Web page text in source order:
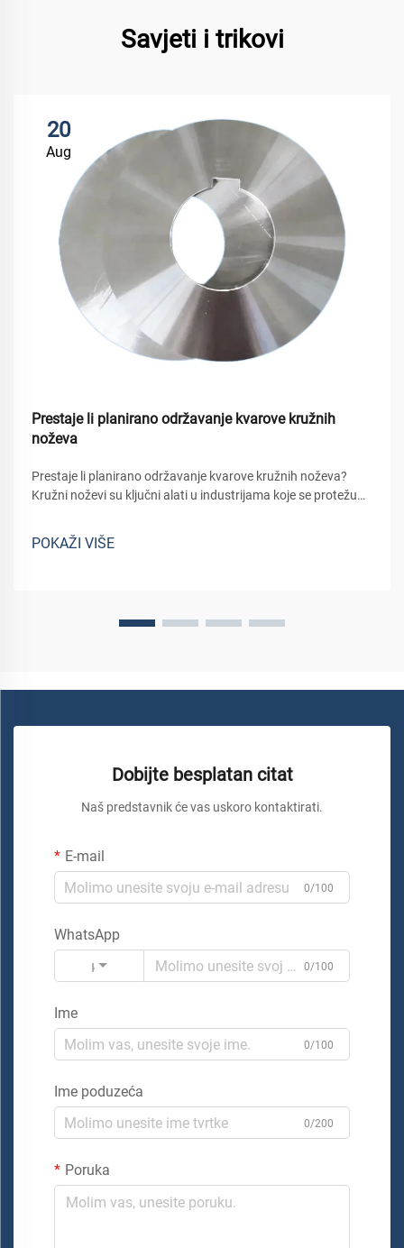
Savjeti i trikovi
20
Aug
Prestaje li planirano održavanje kvarove kružnih
noževa
Prestaje li planirano održavanje kvarove kružnih noževa?
Kružni noževi su ključni alati u industrijama koje se protežu
filma. Iznenadni kvar kružnog noža - bilo da se radi o
slomljenom rubu, ek...
POKAŽI VIŠE
Dobijte besplatan citat
Naš predstavnik će vas uskoro kontaktirati.
E-mail
0/100
WhatsApp
Kod
0/100
Ime
0/100
Ime poduzeća
0/200
Poruka